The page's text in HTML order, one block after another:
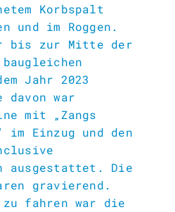
Korbspalt
und im Roggen.
bis zur Mitte der
Jahr 2023
davon war
mit „Zangs
im Einzug und den
ausgestattet. Die
gravierend.
fahren war die